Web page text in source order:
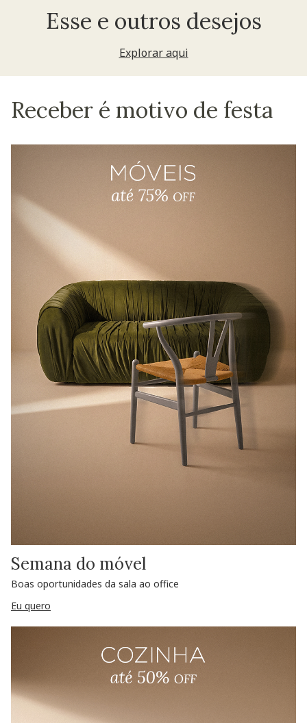
Esse e outros desejos
Explorar aqui
Receber é motivo de festa
Semana do móvel
Boas oportunidades da sala ao office
Eu quero